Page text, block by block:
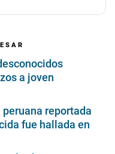
a joven
reportada
fue hallada en